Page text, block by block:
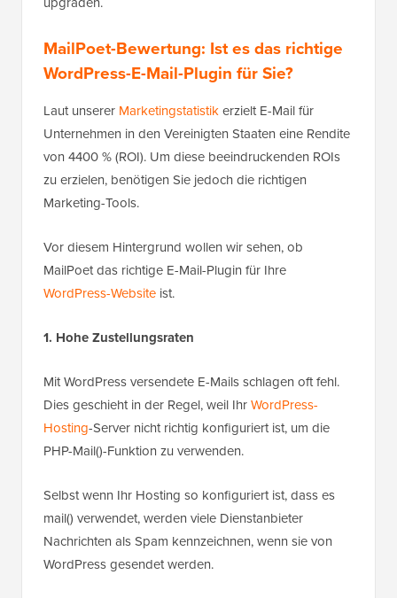
MailPoet-Bewertung: Ist es das richtige
WordPress-E-Mail-Plugin für Sie?
Laut unserer Marketingstatistikerzielt E-Mail für
Unternehmen in den Vereinigten Staaten eine Rendite
von 4400 % (ROI). Um diese beeindruckenden ROIs
zu erzielen, benötigen Sie jedoch die richtigen
Marketing-Tools.
Vor diesem Hintergrund wollen wir sehen, ob
MailPoet das richtige E-Mail-Plugin für Ihre
WordPress-Website ist.
1. Hohe Zustellungsraten
Mit WordPress versendete E-Mails schlagen oft fehl.
Dies geschieht in der Regel, weil IhrWordPress-
Hosting-Server nicht richtig konfiguriert ist, um die
PHP-Mail()-Funktion zu verwenden.
Selbst wenn Ihr Hosting so konfiguriert ist, dass es
mail() verwendet, werden viele Dienstanbieter
Nachrichten als Spam kennzeichnen, wenn sie von
WordPress gesendet werden.